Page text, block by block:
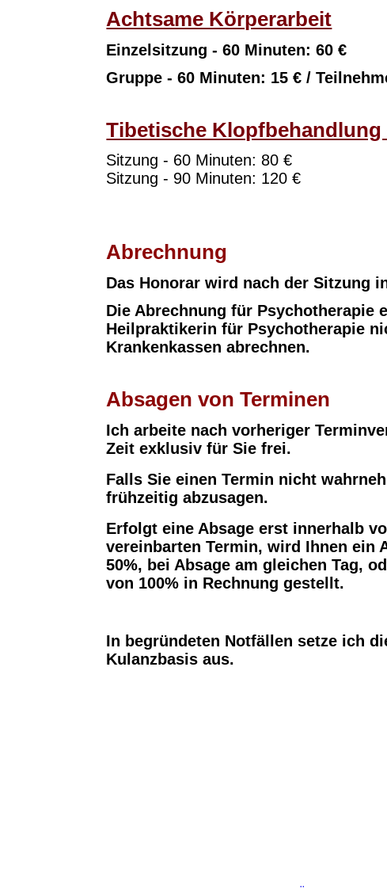
Achtsame Körperarbeit
Einzelsitzung - 60 Minuten: 60 €
Gruppe - 60 Minuten: 15 € /
Tibetische
Sitzung - 60 Minuten: 80 €
Sitzung - 90 Minuten: 120 €
Abrechnung
Das Honorar wird nach der Sitzung
Die Abrechnung für Psychotherapie
Heilpraktikerin für Psychotherapie
Krankenkassen abrechnen.
Absagen vonTerminen
Ich arbeite nach vorheriger
Zeit exklusiv für Sie frei.
Falls Sie einen Termin nicht
frühzeitig abzusagen.
Erfolgt eine Absage erst innerhalb
vereinbarten Termin, wird Ihnen ein
50%, bei Absage am gleichen Tag,
von 100% in Rechnung gestellt.
In begründeten Notfällen setze ich
Kulanzbasis aus.